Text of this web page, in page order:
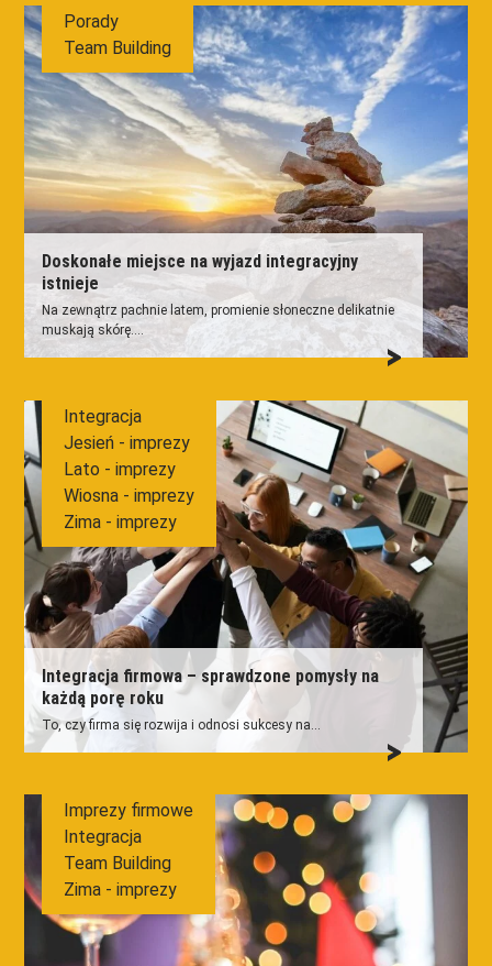
Doskonałe miejsce na wyjazd integracyjny
istnieje
Na zewnątrz pachnie latem, promienie słoneczne delikatnie
muskają skórę....
Porady
Team Building
Integracja firmowa – sprawdzone pomysły na
każdą porę roku
To, czy firma się rozwija i odnosi sukcesy na...
Integracja
Jesień - imprezy
Lato - imprezy
Wiosna - imprezy
Zima - imprezy
Imprezy firmowe
Integracja
Team Building
Zima - imprezy